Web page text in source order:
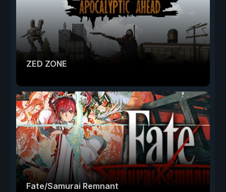
ZED ZONE
Fate/Samurai Remnant